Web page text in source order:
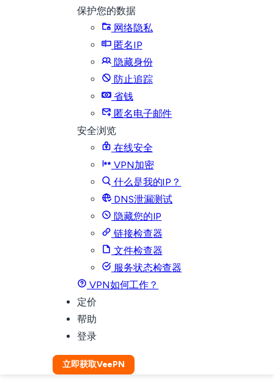
保护您的数据
网络隐私
匿名IP
隐藏身份
防止追踪
省钱
匿名电子邮件
安全浏览
在线安全
VPN加密
什么是我的IP？
DNS泄漏测试
隐藏您的IP
链接检查器
文件检查器
服务状态检查器
VPN如何工作？
定价
帮助
登录
立即获取VeePN